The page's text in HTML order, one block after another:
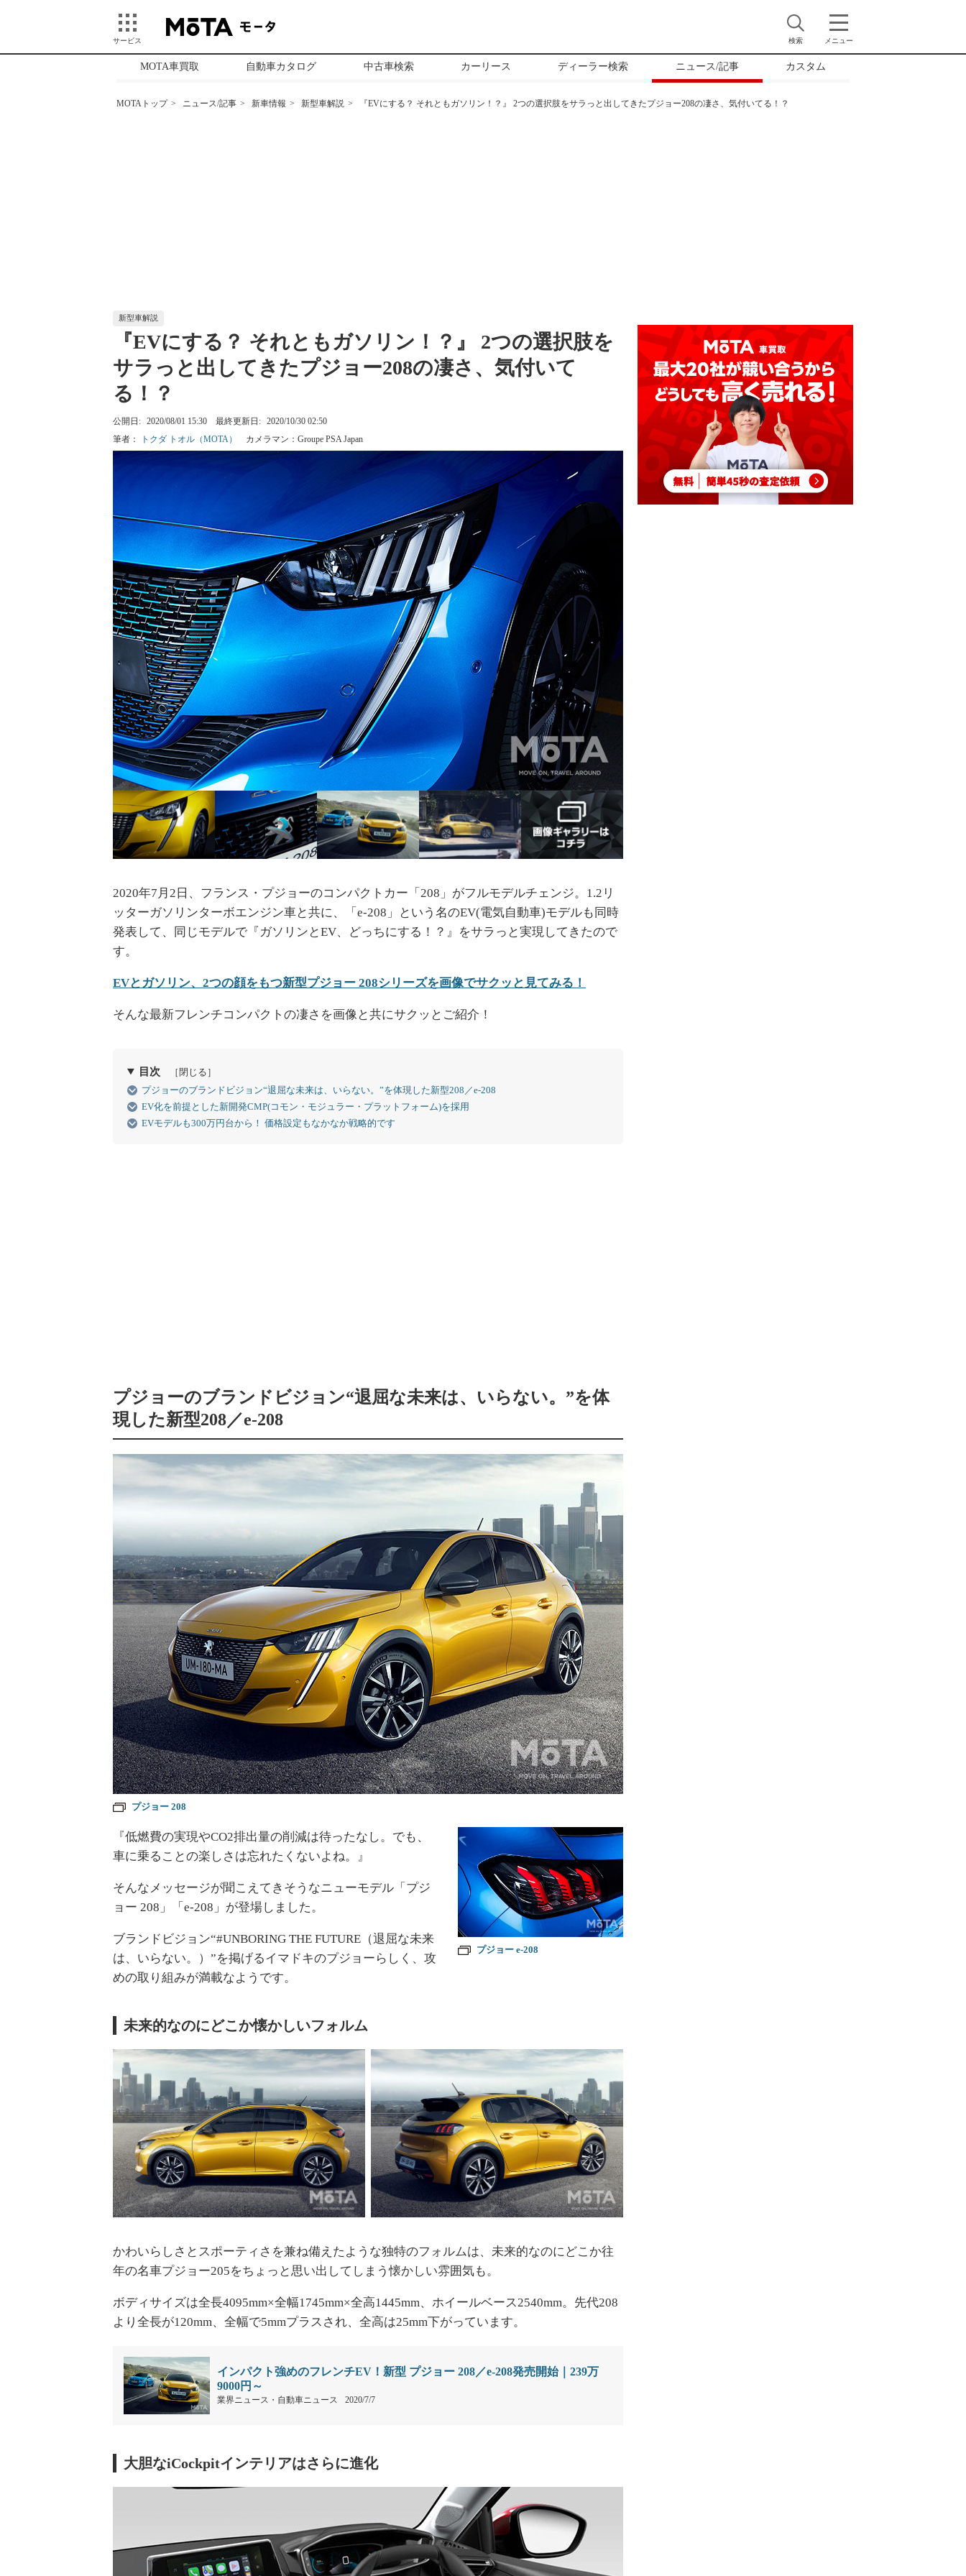
サービス 検索 メニュー
MOTA車買取 自動車カタログ 中古車検索 カーリース ディーラー検索 ニュース/記事 カスタム
MOTAトップ ニュース/記事 新車情報 新型車解説 『EVにする？ それともガソリン！？』 2つの選択肢をサラっと出してきたプジョー208の凄さ、気付いてる！？
新型車解説
『EVにする？ それともガソリン！？』 2つの選択肢を
サラっと出してきたプジョー208の凄さ、気付いて
る！？
公開日: 2020/08/01 15:30 最終更新日: 2020/10/30 02:50
筆者：
トクダ トオル（MOTA） カメラマン： Groupe PSA Japan
2020年7月2日、フランス・プジョーのコンパクトカー「208」がフルモデルチェンジ。1.2リ
ッターガソリンターボエンジン車と共に、「e-208」という名のEV(電気自動車)モデルも同時
発表して、同じモデルで『ガソリンとEV、どっちにする！？』をサラっと実現してきたので
す。
EVとガソリン、2つの顔をもつ新型プジョー 208シリーズを画像でサクッと見てみる！
そんな最新フレンチコンパクトの凄さを画像と共にサクッとご紹介！
目次
［閉じる］
プジョーのブランドビジョン“退屈な未来は、いらない。”を体現した新型208／e-208
EV化を前提とした新開発CMP(コモン・モジュラー・プラットフォーム)を採用
EVモデルも300万円台から！ 価格設定もなかなか戦略的です
プジョーのブランドビジョン“退屈な未来は、いらない。”を体
現した新型208／e-208
プジョー 208
プジョー e-208
『低燃費の実現やCO2排出量の削減は待ったなし。でも、
車に乗ることの楽しさは忘れたくないよね。』
そんなメッセージが聞こえてきそうなニューモデル「プジ
ョー 208」「e-208」が登場しました。
ブランドビジョン“#UNBORING THE FUTURE（退屈な未来
は、いらない。）”を掲げるイマドキのプジョーらしく、攻
めの取り組みが満載なようです。
未来的なのにどこか懐かしいフォルム
かわいらしさとスポーティさを兼ね備えたような独特のフォルムは、未来的なのにどこか往
年の名車プジョー205をちょっと思い出してしまう懐かしい雰囲気も。
ボディサイズは全長4095mm×全幅1745mm×全高1445mm、ホイールベース2540mm。先代208
より全長が120mm、全幅で5mmプラスされ、全高は25mm下がっています。
インパクト強めのフレンチEV！新型 プジョー 208／e-208発売開始｜239万
9000円～
業界ニュース・自動車ニュース 2020/7/7
大胆なiCockpitインテリアはさらに進化